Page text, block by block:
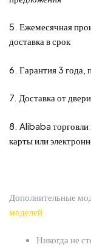
5. Ежемесячная
доставка в срок
6. Гарантия 3 года,
7. Доставка от
8. Alibaba
карты или
Дополнительные
моделей
Никогда не